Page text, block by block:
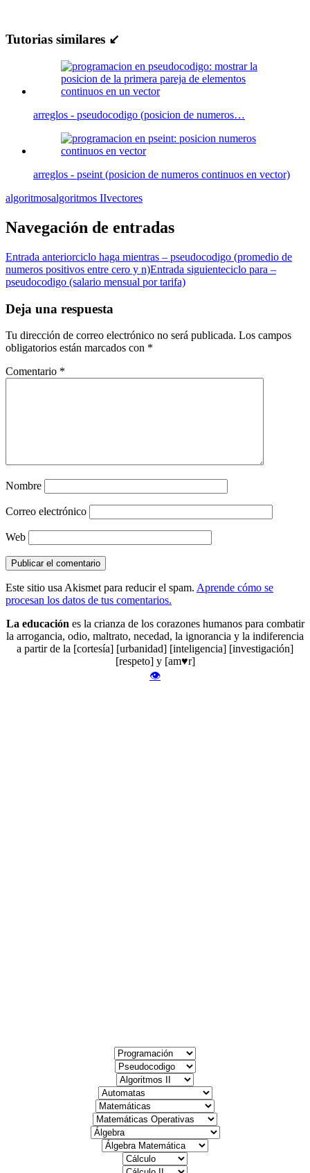
Tutorias similares ↙
arreglos - pseudocodigo (posicion de numeros…
arreglos - pseint (posicion de numeros continuos en vector)
algoritmosalgoritmos IIvectores
Navegación de entradas
Entrada anteriorciclo haga mientras – pseudocodigo (promedio de
numeros positivos entre cero y n)Entrada siguienteciclo para –
pseudocodigo (salario mensual por tarifa)
Deja una respuesta
Tu dirección de correo electrónico no será publicada. Los campos
obligatorios están marcados con *
Comentario *
Nombre
Correo electrónico
Web
Este sitio usa Akismet para reducir el spam. Aprende cómo se
procesan los datos de tus comentarios.
La educaciónes la crianza de los corazones humanos para combatir
la arrogancia, odio, maltrato, necedad, la ignorancia y la indiferencia
a partir de la [cortesía] [urbanidad] [inteligencia] [investigación]
[respeto] y [am♥r]
👁